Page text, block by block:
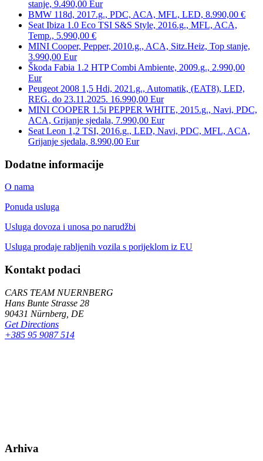
stanje, 9.490,00 Eur
BMW 118d, 2017.g., PDC, ACA, MFL, LED, 8.990,00 €
Seat Ibiza 1.0 Eco TSI S&S Style, 2016.g., MFL, ACA,
Temp., 5.990,00 €
MINI Cooper, Pepper, 2010.g., ACA, Sitz.Heiz, Top stanje,
3.990,00 Eur
Škoda Fabia 1.2 HTP Combi Ambiente, 2009.g., 2.990,00
Eur
Peugeot 2008 1,5 Hdi, 2021.g., Automatik, (EAT8), LED,
REG. do 23.11.2025. 16.990,00 Eur
MINI COOPER 1.5i PEPPER WHITE, 2015.g., Navi, PDC,
ACA, Grijanje sjedala, 7.990,00 Eur
Seat Leon 1,2 TSI, 2016.g., LED, Navi, PDC, MFL, ACA,
Grijanje sjedala, 8.990,00 Eur
Dodatne informacije
O nama
Ponuda usluga
Usluga dovoza i unosa po narudžbi
Usluga prodaje rabljenih vozila s porijeklom iz EU
Kontakt podaci
CARS TEAM NUERNBERG
Hans Bunte Strasse 28
90431 Nürnberg, DE
Get Directions
+385 95 9087 514
Arhiva